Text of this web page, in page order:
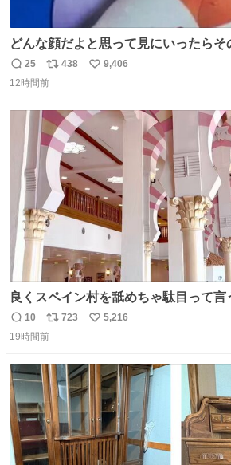
どんな顔だよと思って見にいったらそ
返
信
25
リ
ポ
ト
数
438
い
9,406
12時間前
良くスペイン村を舐めちゃ駄目って
ちゃ行けないのはスペィン村ホテル
中庭抜けるだけでこの有様🤩 ディズニ
ニャは益々素晴らしい場所になってる
返
信
10
リ
ポ
ト
数
723
い
数
5,216
19時間前